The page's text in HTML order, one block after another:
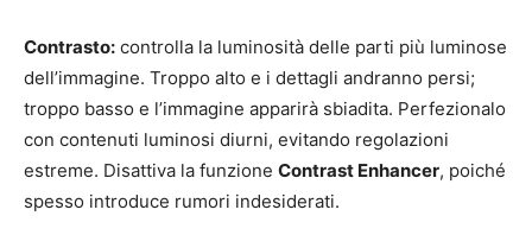
Contrasto: controlla la luminosità delle parti più luminose
dell’immagine. Troppo alto e i dettagli andranno persi;
troppo basso e l’immagine apparirà sbiadita. Perfezionalo
con contenuti luminosi diurni, evitando regolazioni
estreme. Disattiva la funzione Contrast Enhancer, poiché
spesso introduce rumori indesiderati.